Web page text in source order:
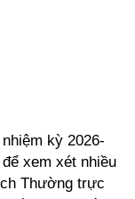
kỳ 2026-
xem xét nhiều
Thường trực